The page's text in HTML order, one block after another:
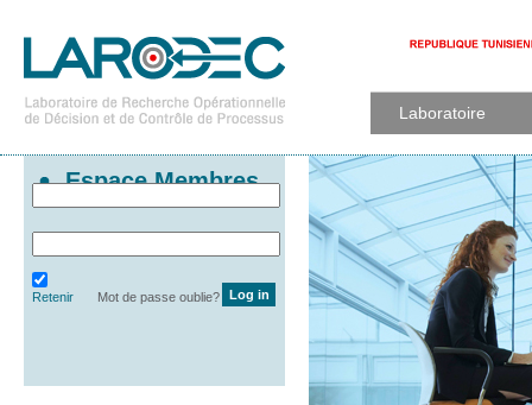
Laboratoire
Espace Membres
Retenir Mot de passe oublie?